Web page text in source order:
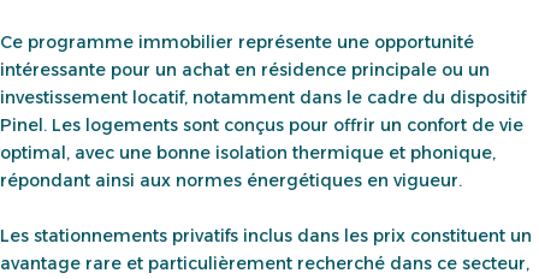
Ce programme immobilier représente une opportunité
intéressante pour un achat en résidence principale ou un
investissement locatif, notamment dans le cadre du dispositif
Pinel. Les logements sont conçus pour offrir un confort de vie
optimal, avec une bonne isolation thermique et phonique,
répondant ainsi aux normes énergétiques en vigueur.
Les stationnements privatifs inclus dans les prix constituent un
avantage rare et particulièrement recherché dans ce secteur,